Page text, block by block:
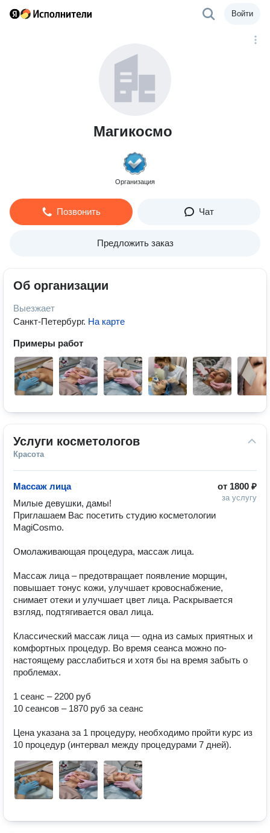
Войти
Магикосмо
Организация
Позвонить Чат
Предложить заказ
Об организации
Выезжает
Санкт-Петербург. На карте
Примеры работ
Услуги косметологов
Красота
от 1800 ₽
за услугу
Массаж лица
Милые девушки, дамы!
Приглашаем Вас посетить студию косметологии
MagiCosmo.
Омолаживающая процедура, массаж лица.
Массаж лица – предотвращает появление морщин,
повышает тонус кожи, улучшает кровоснабжение,
снимает отеки и улучшает цвет лица. Раскрывается
взгляд, подтягивается овал лица.
Классический массаж лица — одна из самых приятных и
комфортных процедур. Во время сеанса можно по-
настоящему расслабиться и хотя бы на время забыть о
проблемах.
1 сеанс – 2200 руб
10 сеансов – 1870 руб за сеанс
Цена указана за 1 процедуру, необходимо пройти курс из
10 процедур (интервал между процедурами 7 дней).